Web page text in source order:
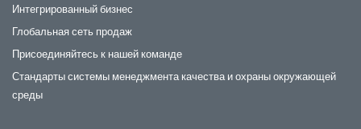
Интегрированный бизнес
Глобальная сеть продаж
Присоединяйтесь к нашей команде
Стандарты системы менеджмента качества и охраны окружающей
среды